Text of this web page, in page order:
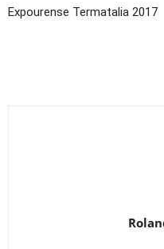
Expourense Termatalia 2017